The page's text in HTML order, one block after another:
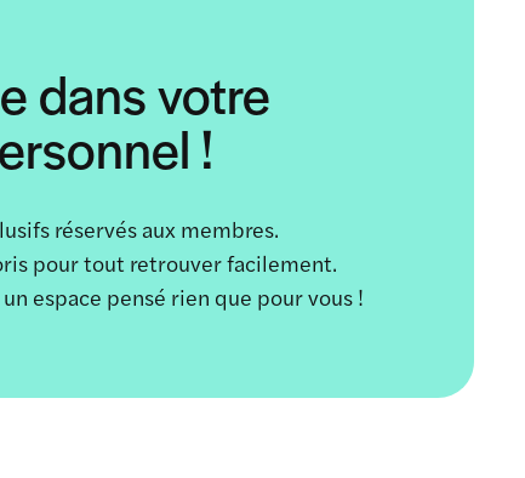
dans votre
!
réservés aux membres.
pour tout retrouver facilement.
espace pensé rien que pour vous !